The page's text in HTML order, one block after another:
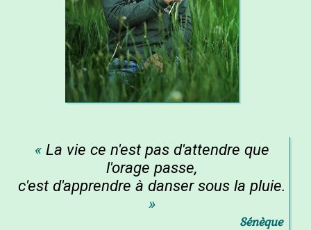
La vie ce n'est pas d'attendre que
l'orage passe,
c'est d'apprendre à danser sous la pluie.
Sénèque